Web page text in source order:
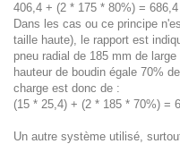
406,4 + (2 * 175 * 80%) =
Dans les cas ou ce principe
taille haute), le rapport est
pneu radial de 185 mm de
hauteur de boudin égale 70%
charge est donc de :
(15 * 25,4) + (2 * 185 * 70%) =
Un autre système utilisé,